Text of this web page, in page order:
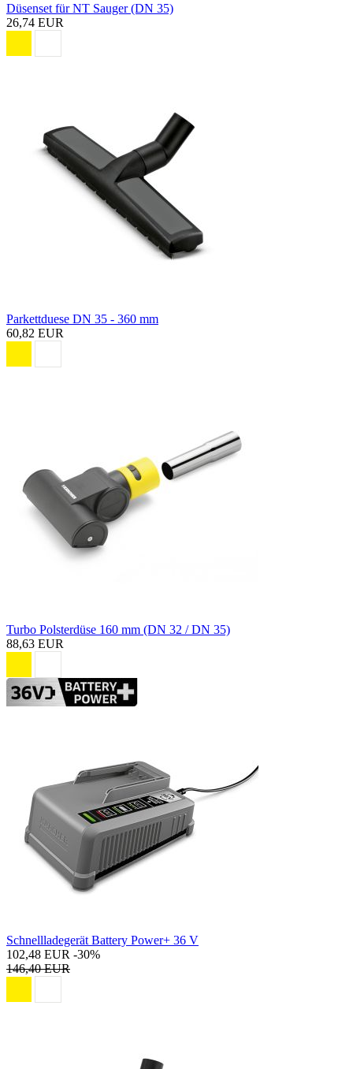
Düsenset für NT Sauger (DN 35)
26,74 EUR
Parkettduese DN 35 - 360 mm
60,82 EUR
Turbo Polsterdüse 160 mm (DN 32 / DN 35)
88,63 EUR
Schnellladegerät Battery Power+ 36 V
102,48 EUR -30%
146,40 EUR